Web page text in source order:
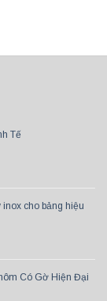
Tế
cho bảng hiệu
Có Gờ Hiện Đại